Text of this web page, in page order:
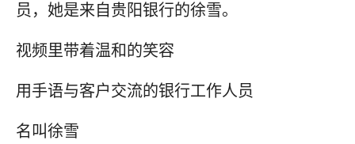
员，她是来自贵阳银行的徐雪。
视频里带着温和的笑容
用手语与客户交流的银行工作人员
名叫徐雪